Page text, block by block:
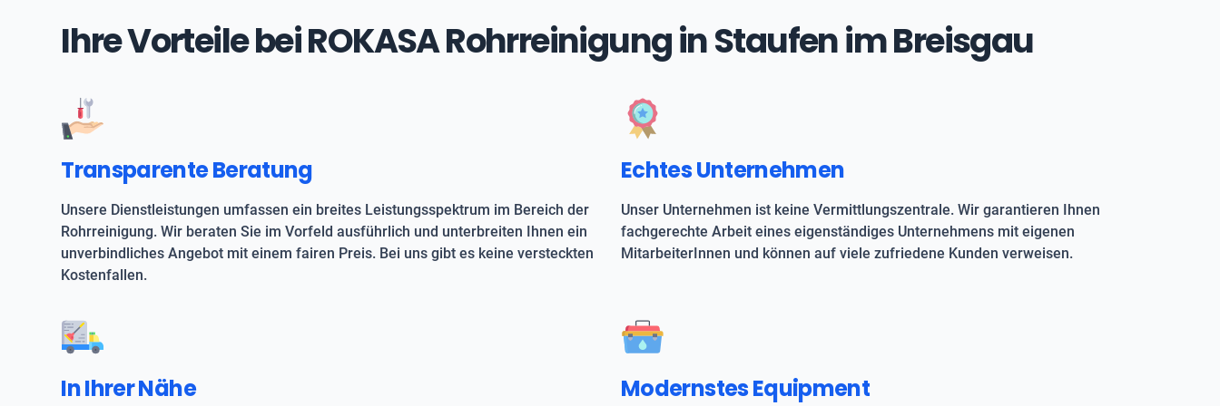
Ihre Vorteile bei ROKASA Rohrreinigung in Staufen im Breisgau
Transparente Beratung
Unsere Dienstleistungen umfassen ein breites Leistungsspektrum im Bereich der
Rohrreinigung. Wir beraten Sie im Vorfeld ausführlich und unterbreiten Ihnen ein
unverbindliches Angebot mit einem fairen Preis. Bei uns gibt es keine versteckten
Kostenfallen.
Echtes Unternehmen
Unser Unternehmen ist keine Vermittlungszentrale. Wir garantieren Ihnen
fachgerechte Arbeit eines eigenständiges Unternehmens mit eigenen
MitarbeiterInnen und können auf viele zufriedene Kunden verweisen.
In Ihrer Nähe Modernstes Equipment